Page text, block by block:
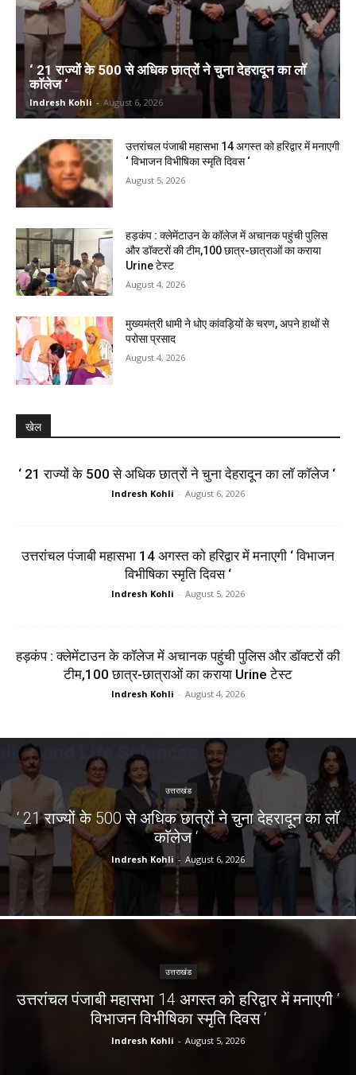
‘ 21 राज्यों के 500 से अधिक छात्रों ने चुना देहरादून का लाॅ
काॅलेज ‘
Indresh Kohli - August 6, 2026
उत्तरांचल पंजाबी महासभा 14 अगस्त को हरिद्वार में मनाएगी
‘ विभाजन विभीषिका स्मृति दिवस ‘
August 5, 2026
हड़कंप : क्लेमेंटाउन के कॉलेज में अचानक पहुंची पुलिस
और डॉक्टरों की टीम,100 छात्र-छात्राओं का कराया
Urine टेस्ट
August 4, 2026
मुख्यमंत्री धामी ने धोए कांवड़ियों के चरण, अपने हाथों से
परोसा प्रसाद
August 4, 2026
खेल
‘ 21 राज्यों के 500 से अधिक छात्रों ने चुना देहरादून का लाॅ काॅलेज ‘
Indresh Kohli - August 6, 2026
उत्तरांचल पंजाबी महासभा 14 अगस्त को हरिद्वार में मनाएगी ‘ विभाजन
विभीषिका स्मृति दिवस ‘
Indresh Kohli - August 5, 2026
हड़कंप : क्लेमेंटाउन के कॉलेज में अचानक पहुंची पुलिस और डॉक्टरों की
टीम,100 छात्र-छात्राओं का कराया Urine टेस्ट
Indresh Kohli - August 4, 2026
उत्तराखंड
‘ 21 राज्यों के 500 से अधिक छात्रों ने चुना देहरादून का लाॅ
काॅलेज ‘
Indresh Kohli - August 6, 2026
उत्तराखंड
उत्तरांचल पंजाबी महासभा 14 अगस्त को हरिद्वार में मनाएगी ‘
विभाजन विभीषिका स्मृति दिवस ‘
Indresh Kohli - August 5, 2026